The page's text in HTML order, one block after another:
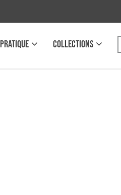
COLLECTIONS